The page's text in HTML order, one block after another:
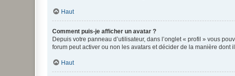
Haut
Comment puis-je afficher un avatar ?
Depuis votre panneau d’utilisateur, dans l’onglet « profil » vous
forum peut activer ou non les avatars et décider de la manière dont
Haut